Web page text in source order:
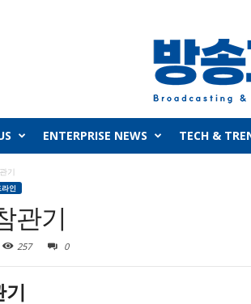
ENTERPRISE NEWS TECH &
기
인
관기
257 0